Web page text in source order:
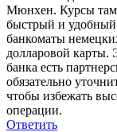
Мюнхен. Курсы там
быстрый и
банкоматы
долларовой карты.
банка есть
обязательно
чтобы избежать
операции.
Ответить